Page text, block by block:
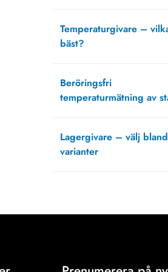
Temperaturgivare –
bäst?
Beröringsfri
temperaturmätning av
Lagergivare – välj
varianter